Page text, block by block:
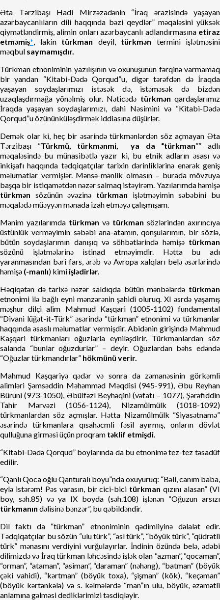
Əta Tərzibaşı Hadi Mirzəzadənin “İraq ərazisində yaşayan
azərbaycanlıların dili haqqında bəzi qeydlər” məqaləsini yüksək
qiymətləndirmiş, alimin onları azərbaycanlı adlandırmasına etiraz
etməmiş* , lakin türkman deyil, türkmən termini işlətməsini
məqbul saymamışdır.
Türkman etnoniminin yazılışının və oxunuşunun fərqinə varmamaq
bir yandan “Kitabi-Dədə Qorqud”u, digər tərəfdən də İraqda
yaşayan soydaşlarımızı istəsək də, istəməsək də bizdən
uzaqlaşdırmağa yönəlmiş olur. Nəticədə türkmənqardaşlarımız
İraqda yaşayan soydaşlarımızı, dahi Nəsimini və “Kitabi-Dədə
Qorqud”u özününküləşdirmək iddiasına düşürlər.
Demək olar ki, heç bir əsərində türkmənlərdən söz açmayan Əta
Tərzibaşı “Türkmü, türkmənmi, ya da “türkman”” adlı
məqaləsində bu münasibətlə yazır ki, bu etnik adların əsası və
inkişafı haqqında tədqiqatçılar tarixin dərinliklərinə enərək geniş
məlumatlar vermişlər. Mənsə-mənlik olmasın – burada mövzuya
başqa bir istiqamətdən nəzər salmaq istəyirəm. Yazılarımda həmişə
türkmən sözünün əvəzinə türkman işlətməyimin səbəbini bu
məqalədə müəyyən mənada izah etməyə çalışmışam.
Mənim yazılarımda türkmən və türkman sözlərindən axırıncıya
üstünlük verməyimin səbəbi ana-atamın, qonşularımın, bir sözlə,
bütün soydaşlarımın danışıq və söhbətlərində həmişə türkman
sözünü işlətmələrinə istinad etməyimdir. Hətta bu adı
yaranmasından bəri fars, ərəb və Avropa xalqları belə əsərlərində
həmişə (-manlı) kimi işlədirlər.
Həqiqətən də tarixə nəzər saldıqda bütün mənbələrdə türkman
etnonimi ilə bağlı eyni mənzərənin şahidi oluruq. XI əsrdə yaşamış
məşhur dilçi alim Mahmud Kaşqari (1005-1102) fundamental
“Divani lüğət-it-Türk” əsərində “türkman” etnonimi və türkmanlar
haqqında əsaslı məlumatlar vermişdir. Abidənin girişində Mahmud
Kaşqari türkmanları oğuzlarla eyniləşdirir. Türkmanlardan söz
salanda “bunlar oğuzdurlar” – deyir. Oğuzlardan bəhs edəndə
“Oğuzlar türkmandırlar” hökmünü verir.
Mahmud Kaşqariyə qədər və sonra da zəmanəsinin görkəmli
alimləri Şəmsəddin Məhəmməd Məqdisi (945-991), Əbu Reyhan
Büruni (973-1050), Əbülfəzl Beyhəqini (vəfatı – 1077), Şərəfiddin
Tahir Mərvəzi (1056-1124), Nizamülmülk (1018-1092)
türkmanlardan söz açmışlar. Hətta Nizamülmülk “Siyasətnamə”
əsərində türkmanlara qısahəcmli fəsil ayırmış, onların dövlət
qulluğuna girməsi üçün proqram təklif etmişdi
“Kitabi-Dədə Qorqud” boylarında da bu etnonimə tez-tez təsadüf
edilir.
“Qanlı Qoca oğlu Qanturalı boyu”nda oxuyuruq: “Bəli, canım baba,
eylə istərəm! Pəs varasın, bir cici-bici türkman qızını alasan” (VI
boy, səh.85) və ya IX boyda (səh.108) işlənən “Oğuzun arsızı
türkmanın dəlisinə bənzər”, bu qəbildəndir.
Dil faktı da “türkman” etnoniminin qədimliyinə dəlalət edir.
Tədqiqatçılar bu sözün “ulu türk”, “əsl türk”, “böyük türk”, “qüdrətli
türk” mənasını verdiyini vurğulayırlar. İndinin özündə belə, ədəbi
dilimizdə və İraq türkman ləhcəsində işlək olan “azman”, “qocaman”,
“orman”, “ataman”, “asiman”, “daraman” (nəhəng), “batman” (böyük
çəki vahidi), “kərtman” (böyük toxa), “şişman” (kök), “keçəman”
(böyük kərtənkələ) və s. kəlmələrdə “man”ın ulu, böyük, əzəmətli
anlamına gəlməsi dediklərimizi təsdiqləyir.